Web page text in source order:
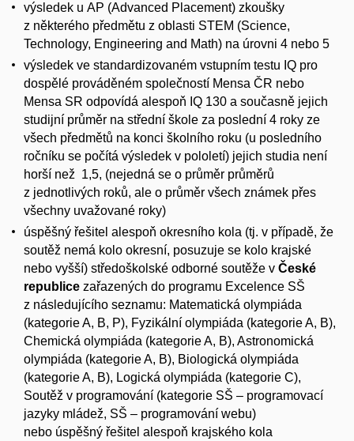
výsledek u AP (Advanced Placement) zkoušky
z některého předmětu z oblasti STEM (Science,
Technology, Engineering and Math) na úrovni 4 nebo 5
výsledek ve standardizovaném vstupním testu IQ pro
dospělé prováděném společností Mensa ČR nebo
Mensa SR odpovídá alespoň IQ 130 a současně jejich
studijní průměr na střední škole za poslední 4 roky ze
všech předmětů na konci školního roku (u posledního
ročníku se počítá výsledek v pololetí) jejich studia není
horší než 1,5, (nejedná se o průměr průměrů
z jednotlivých roků, ale o průměr všech známek přes
všechny uvažované roky)
úspěšný řešitel alespoň okresního kola (tj. v případě, že
soutěž nemá kolo okresní, posuzuje se kolo krajské
nebo vyšší) středoškolské odborné soutěže v České
republice zařazených do programu Excelence SŠ
z následujícího seznamu: Matematická olympiáda
(kategorie A, B, P), Fyzikální olympiáda (kategorie A, B),
Chemická olympiáda (kategorie A, B), Astronomická
olympiáda (kategorie A, B), Biologická olympiáda
(kategorie A, B), Logická olympiáda (kategorie C),
Soutěž v programování (kategorie SŠ – programovací
jazyky mládež, SŠ – programování webu)
nebo úspěšný řešitel alespoň krajského kola